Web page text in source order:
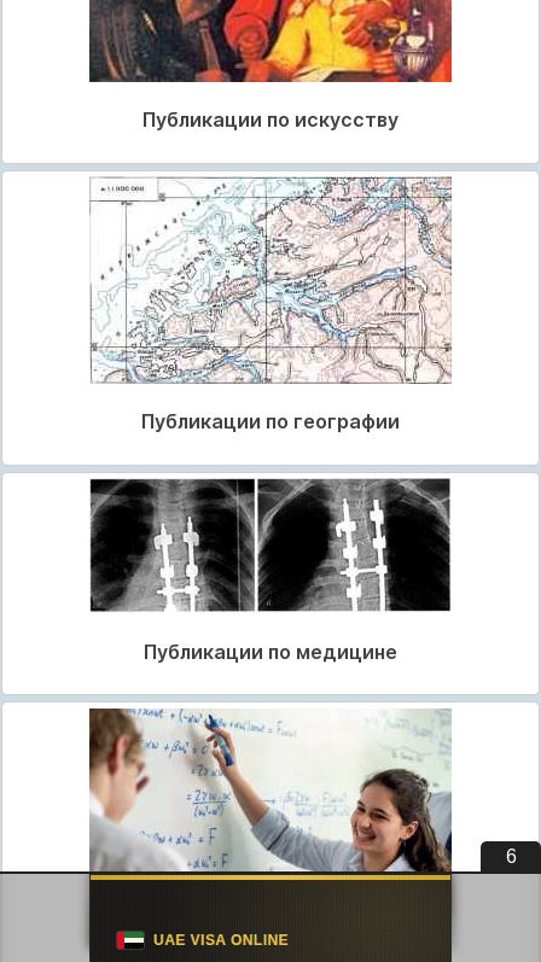
Публикации по искусству
Публикации по географии
Публикации по медицине
5